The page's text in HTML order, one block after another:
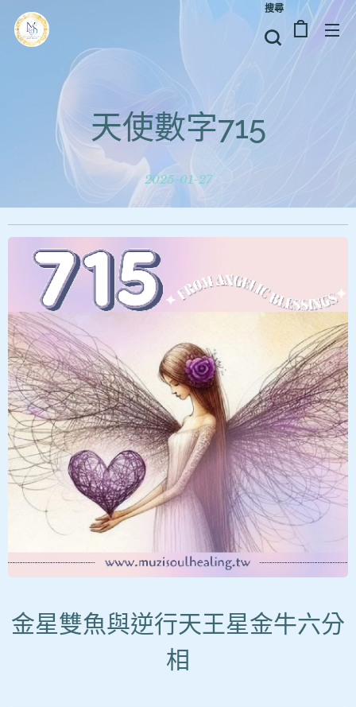
搜尋
天使數字715
2025-01-27
金星雙魚與逆行天王星金牛六分
相